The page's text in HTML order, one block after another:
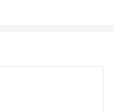
：顶级雌性她A爆
的肚皮，揪揪大灰狼
好关系的同时，谁知
不掉了。